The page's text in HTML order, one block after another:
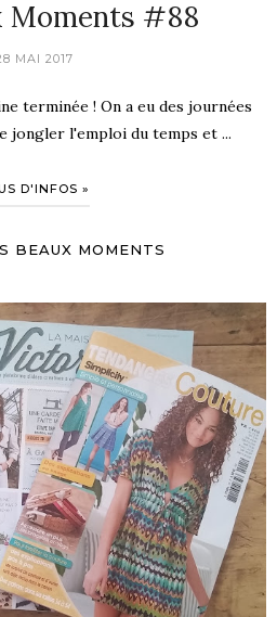
Moments #88
MAI 2017
terminée ! On a eu des journées
jongler l'emploi du temps et ...
D'INFOS »
BEAUX MOMENTS